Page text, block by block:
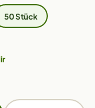
50 Stück